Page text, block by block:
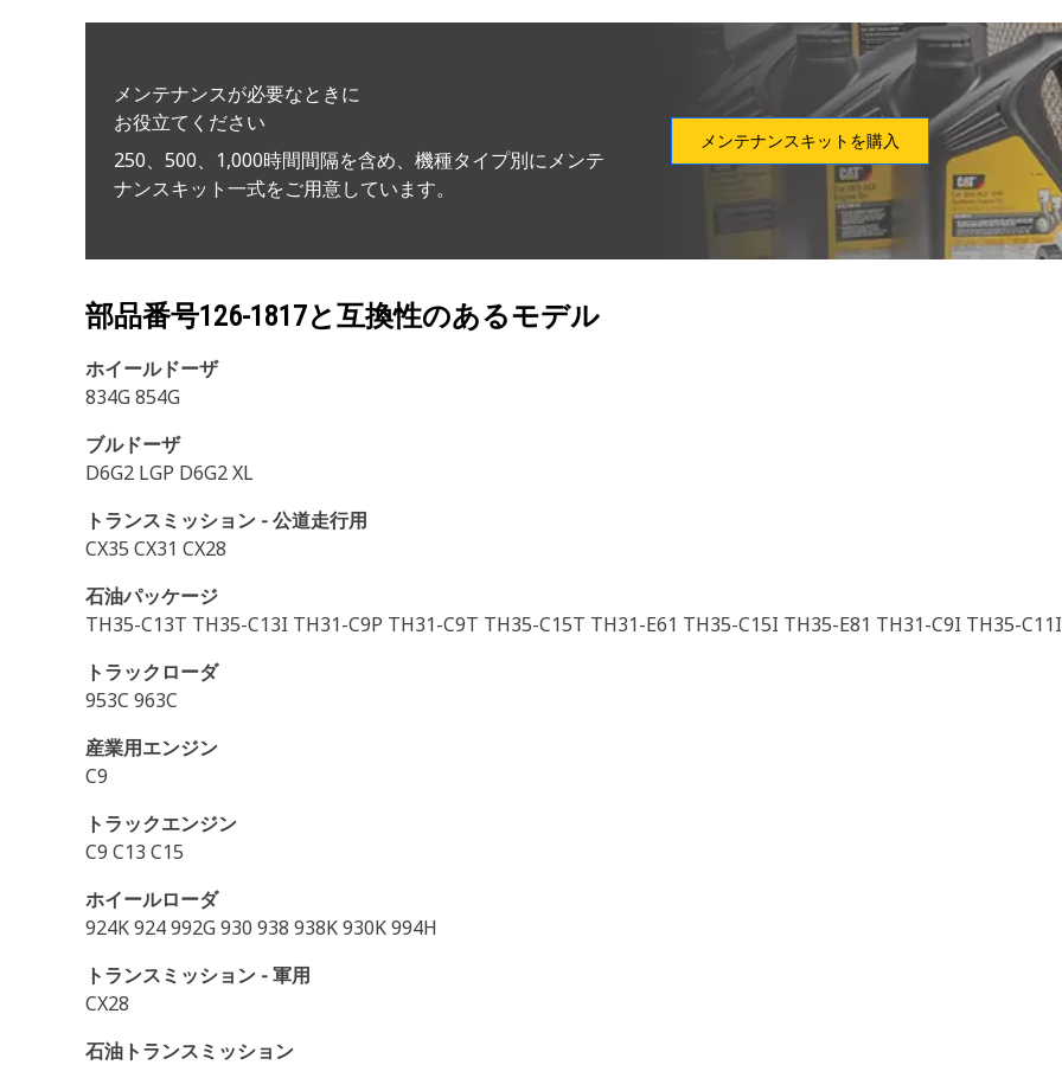
メンテナンスが必要なときに
お役立てください
250、500、1,000時間間隔を含め、機種タイプ別にメンテ
ナンスキット一式をご用意しています。
メンテナンスキットを購入
部品番号126-1817と互換性のあるモデル
ホイールドーザ
834G 854G
ブルドーザ
D6G2 LGP D6G2 XL
トランスミッション - 公道走行用
CX35 CX31 CX28
石油パッケージ
TH35-C13T TH35-C13I TH31-C9P TH31-C9T TH35-C15T TH31-E61 TH35-C15I TH35-E81 TH31-C9I TH35-C11I
トラックローダ
953C 963C
産業用エンジン
C9
トラックエンジン
C9 C13 C15
ホイールローダ
924K 924 992G 930 938 938K 930K 994H
トランスミッション - 軍用
CX28
石油トランスミッション